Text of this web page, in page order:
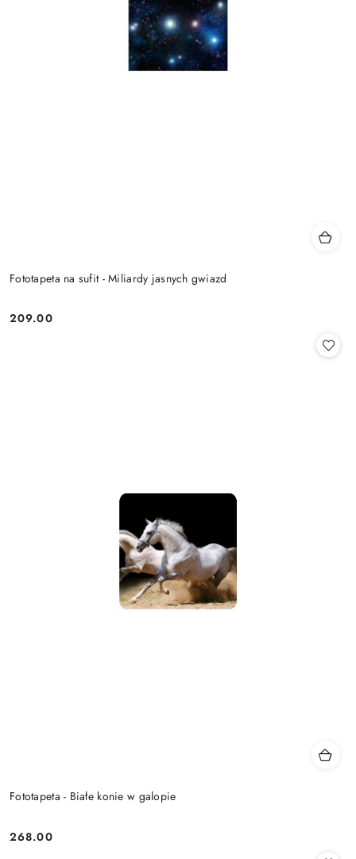
Fototapeta na sufit - Miliardy jasnych gwiazd
Cena:
209.00
Fototapeta - Białe konie w galopie
Cena:
268.00